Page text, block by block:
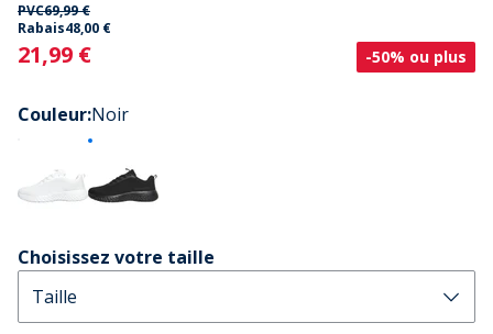
PVC69,99 €
Rabais48,00 €
Current
21,99 € -50% ou plus
Couleur:Noir
Choisissez votre taille